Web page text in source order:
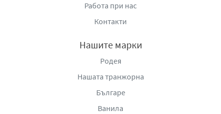
Работа при нас
Контакти
Нашите марки
Родея
Нашата транжорна
Българе
Ванила